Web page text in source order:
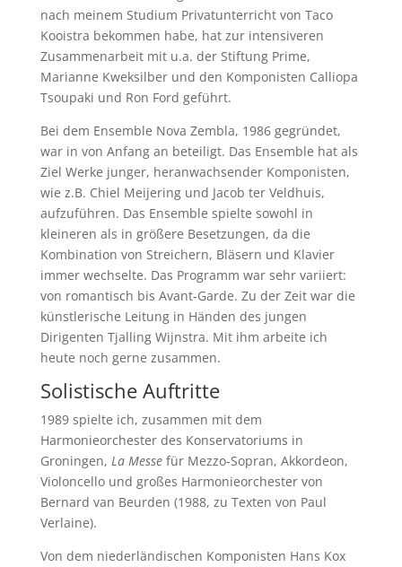
nach meinem Studium Privatunterricht von Taco
Kooistra bekommen habe, hat zur intensiveren
Zusammenarbeit mit u.a. der Stiftung Prime,
Marianne Kweksilber und den Komponisten Calliopa
Tsoupaki und Ron Ford geführt.
Bei dem Ensemble Nova Zembla, 1986 gegründet,
war in von Anfang an beteiligt. Das Ensemble hat als
Ziel Werke junger, heranwachsender Komponisten,
wie z.B. Chiel Meijering und Jacob ter Veldhuis,
aufzuführen. Das Ensemble spielte sowohl in
kleineren als in größere Besetzungen, da die
Kombination von Streichern, Bläsern und Klavier
immer wechselte. Das Programm war sehr variiert:
von romantisch bis Avant-Garde. Zu der Zeit war die
künstlerische Leitung in Händen des jungen
Dirigenten Tjalling Wijnstra. Mit ihm arbeite ich
heute noch gerne zusammen.
Solistische Auftritte
1989 spielte ich, zusammen mit dem
Harmonieorchester des Konservatoriums in
Groningen, La Messe für Mezzo-Sopran, Akkordeon,
Violoncello und großes Harmonieorchester von
Bernard van Beurden (1988, zu Texten von Paul
Verlaine).
Von dem niederländischen Komponisten Hans Kox